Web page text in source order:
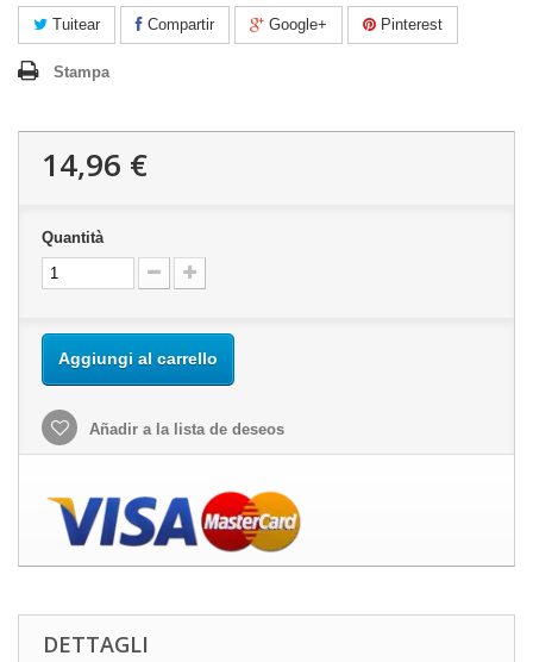
Tuitear Compartir Google+ Pinterest
Stampa
14,96 €
Quantità
Aggiungi al carrello
Añadir a la lista de deseos
DETTAGLI